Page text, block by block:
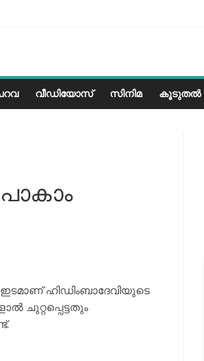
വീഡിയോസ് സിനിമ കൂടുതൽ
ഇടമാണ് ഹിഡിംബാദേവിയുടെ
ചുറ്റപ്പെട്ടതും